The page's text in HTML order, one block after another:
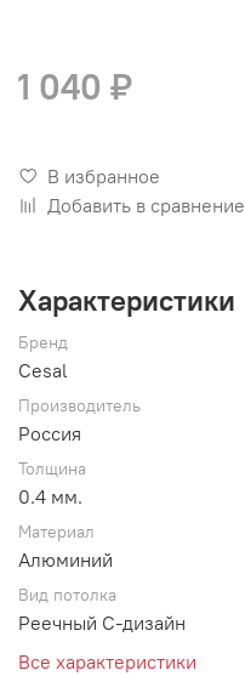
1 040 ₽
В избранное
Добавить в сравнение
Характеристики
Бренд
Cesal
Производитель
Россия
Толщина
0.4 мм.
Материал
Алюминий
Вид потолка
Реечный С-дизайн
Все характеристики